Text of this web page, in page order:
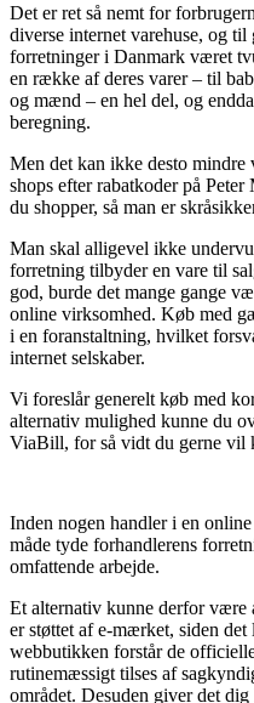
Det er ret så nemt for
diverse internet varehuse, og
forretninger i Danmark været
en række af deres varer – til
og mænd – en hel del, og
beregning.
Men det kan ikke desto
shops efter rabatkoder på
du shopper, så man er
Man skal alligevel ikke
forretning tilbyder en vare til
god, burde det mange gange
online virksomhed. Køb med
i en foranstaltning, hvilket
internet selskaber.
Vi foreslår generelt køb med
alternativ mulighed kunne du
ViaBill, for så vidt du gerne vil
Inden nogen handler i en
måde tyde forhandlerens
omfattende arbejde.
Et alternativ kunne derfor være
er støttet af e-mærket, siden
webbutikken forstår de
rutinemæssigt tilses af
området. Desuden giver det